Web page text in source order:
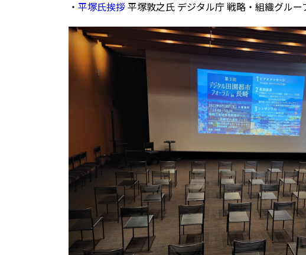
・ 平塚氏挨拶 平塚敦之氏 デジタル庁 戦略・組織グルー